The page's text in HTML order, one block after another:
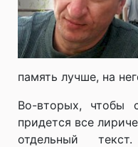
память лучше, на
Во-вторых, чтобы
придется все
отдельный